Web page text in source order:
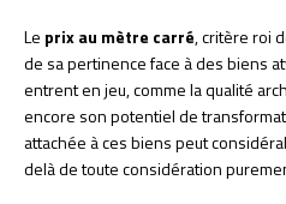
Le prix au mètre carré, critère roi
de sa pertinence face à des biens
entrent en jeu, comme la qualité
encore son potentiel de
attachée à ces biens peut
delà de toute considération